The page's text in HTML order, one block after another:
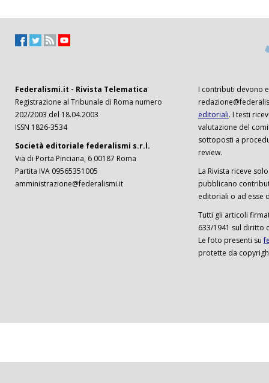
Federalismi.it - Rivista Telematica
Registrazione al Tribunale di Roma numero
202/2003 del 18.04.2003
ISSN 1826-3534
Società editoriale federalismi s.r.l.
Via di Porta Pinciana, 6 00187 Roma
Partita IVA 09565351005
amministrazione@federalismi.it
I contributi devono
editoriali. I testi
valutazione del
sottoposti a
review.
La Rivista riceve
pubblicano
editoriali o ad esse
Tutti gli articoli
633/1941 sul diritto
Le foto presenti su
protette da